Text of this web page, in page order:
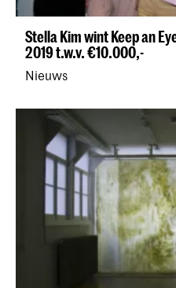
Stella Kim wint Keep an
2019 t.w.v. €10.000,-
Nieuws